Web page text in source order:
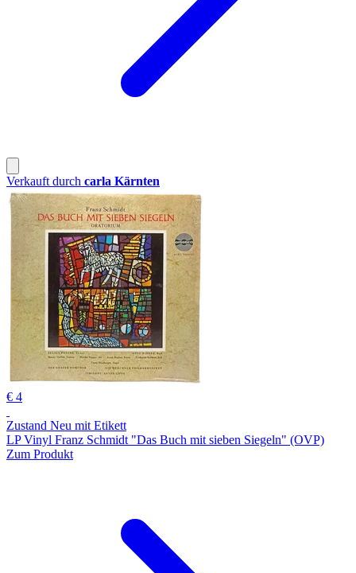
Verkauft durch carla Kärnten
€ 4
Zustand Neu mit Etikett
LP Vinyl Franz Schmidt "Das Buch mit sieben Siegeln" (OVP)
Zum Produkt